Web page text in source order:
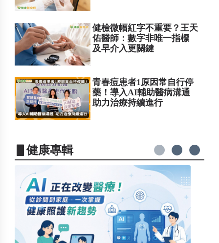
健檢微幅紅字不重要？王天
佑醫師：數字非唯一指標
及早介入更關鍵
青春痘患者1原因常自行停
藥！導入AI輔助醫病溝通
助力治療持續進行
▋健康專輯